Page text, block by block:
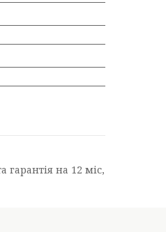
гарантія на 12 міс,